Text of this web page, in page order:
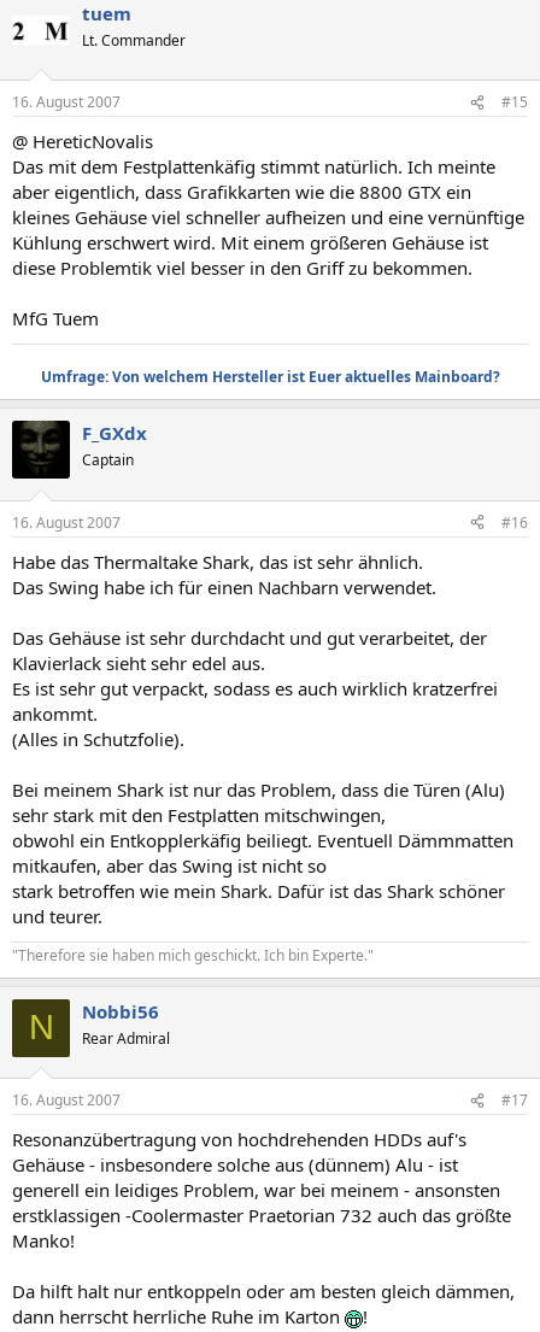
tuem
Lt. Commander
16. August 2007 #15
@ HereticNovalis
Das mit dem Festplattenkäfig stimmt natürlich. Ich meinte
aber eigentlich, dass Grafikkarten wie die 8800 GTX ein
kleines Gehäuse viel schneller aufheizen und eine vernünftige
Kühlung erschwert wird. Mit einem größeren Gehäuse ist
diese Problemtik viel besser in den Griff zu bekommen.
MfG Tuem
Umfrage: Von welchem Hersteller ist Euer aktuelles Mainboard?
F_GXdx
Captain
16. August 2007 #16
Habe das Thermaltake Shark, das ist sehr ähnlich.
Das Swing habe ich für einen Nachbarn verwendet.
Das Gehäuse ist sehr durchdacht und gut verarbeitet, der
Klavierlack sieht sehr edel aus.
Es ist sehr gut verpackt, sodass es auch wirklich kratzerfrei
ankommt.
(Alles in Schutzfolie).
Bei meinem Shark ist nur das Problem, dass die Türen (Alu)
sehr stark mit den Festplatten mitschwingen,
obwohl ein Entkopplerkäfig beiliegt. Eventuell Dämmmatten
mitkaufen, aber das Swing ist nicht so
stark betroffen wie mein Shark. Dafür ist das Shark schöner
und teurer.
"Therefore sie haben mich geschickt. Ich bin Experte."
N Nobbi56
Rear Admiral
16. August 2007 #17
Resonanzübertragung von hochdrehenden HDDs auf's
Gehäuse - insbesondere solche aus (dünnem) Alu - ist
generell ein leidiges Problem, war bei meinem - ansonsten
erstklassigen -Coolermaster Praetorian 732 auch das größte
Manko!
Da hilft halt nur entkoppeln oder am besten gleich dämmen,
dann herrscht herrliche Ruhe im Karton
!